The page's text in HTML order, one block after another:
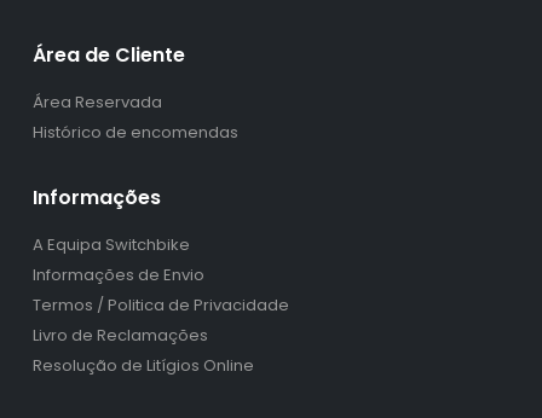
Área de Cliente
Área Reservada
Histórico de encomendas
Informações
A Equipa Switchbike
Informações de Envio
Termos / Politica de Privacidade
Livro de Reclamações
Resolução de Litígios Online